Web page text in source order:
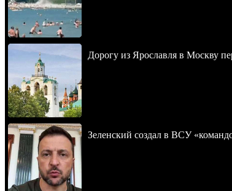
Дорогу из Ярославля в Москву
Зеленский создал в ВСУ